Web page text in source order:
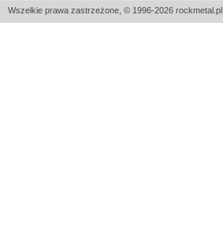
Wszelkie prawa zastrzeżone, © 1996-2026 rockmetal.pl